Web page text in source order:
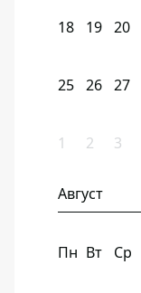
18 19 20
25 26 27
1 2 3
Август
Пн Вт Ср